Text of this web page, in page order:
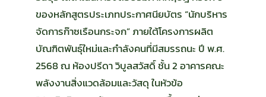
ของหลักสูตรประเภทประกาศนียบัตร “นักบริหาร
จัดการก๊าซเรือนกระจก” ภายใต้โครงการผลิต
บัณฑิตพันธุ์ใหม่และกำลังคนที่มีสมรรถนะ ปี พ.ศ.
2568 ณ ห้องปรีดา วิบูลสวัสดิ์ ชั้น 2 อาคารคณะ
พลังงานสิ่งแวดล้อมและวัสดุ ในหัวข้อ